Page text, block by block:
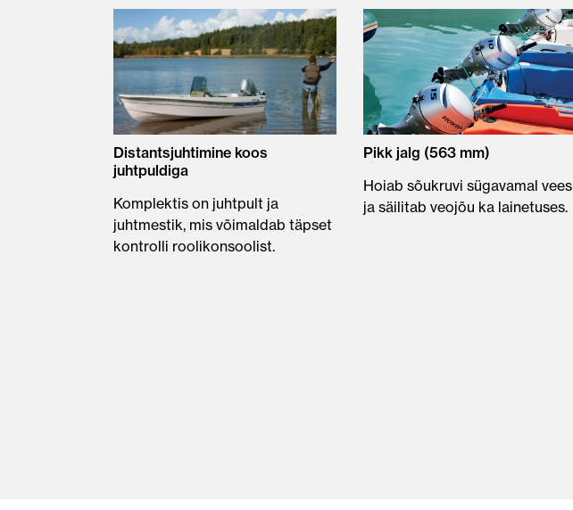
Distantsjuhtimine koos
juhtpuldiga
Komplektis on juhtpult ja
juhtmestik, mis võimaldab täpset
kontrolli roolikonsoolist.
Pikk jalg (563 mm)
Hoiab sõukruvi sügavamal vees
ja säilitab veojõu ka lainetuses.